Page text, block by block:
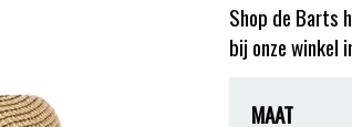
Shop de Barts
bij onze winkel
MAAT